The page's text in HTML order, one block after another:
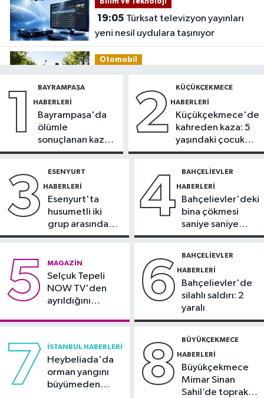
19:05
yeni nesil uydulara taşınıyor
Otomobil
Güncel
komisyonda
Olimpiyatları'nda modern
pentatlonda büyük başarılar elde
edeceğiz
plajlarını aratmadı
1 BAYRAMPAŞA
HABERLERI
Bayrampaşa'da
ölümle
sonuçlanan kaza:
Sürücü
2 KÜÇÜKÇEKMECE
HABERLERI
Küçükçekmece'de
kahreden kaza: 5
yaşındaki çocuk
yoğun bakımda
3 ESENYURT
HABERLERI
Esenyurt'ta
husumetli iki
grup arasında
silahlı kavga
4 BAHÇELIEVLER
HABERLERI
Bahçelievler'deki
bina çökmesi
saniye saniye
görüntülendi
5 MAGAZIN
Selçuk Tepeli
NOW TV'den
ayrıldığını
6 BAHÇELIEVLER
HABERLERI
Bahçelievler'de
silahlı saldırı: 2
yaralı
7 İSTANBUL HABERLERI
Heybeliada'da
orman yangını
büyümeden
8 BÜYÜKÇEKMECE
HABERLERI
Büyükçekmece
Mimar Sinan
Sahil’de toprak